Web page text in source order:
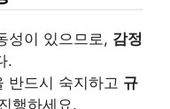
성이 있으므로, 감정
.
반드시 숙지하고 규
행하세요.